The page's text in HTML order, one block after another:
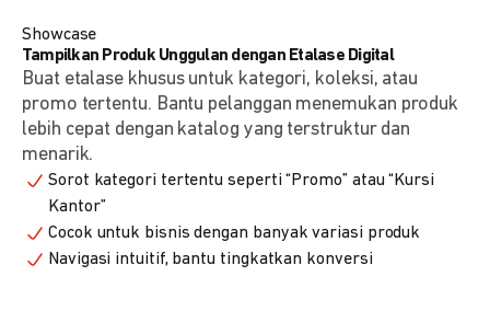
Showcase
Tampilkan Produk Unggulan dengan Etalase Digital
Buat etalase khusus untuk kategori, koleksi, atau
promo tertentu. Bantu pelanggan menemukan produk
lebih cepat dengan katalog yang terstruktur dan
menarik.
Sorot kategori tertentu seperti “Promo” atau “Kursi
Kantor”
Cocok untuk bisnis dengan banyak variasi produk
Navigasi intuitif, bantu tingkatkan konversi